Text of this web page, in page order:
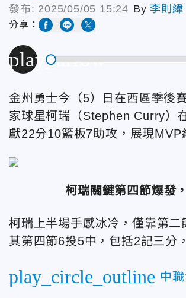
發布: 2025/05/05 15:24 By 李則緯
分享：
play_arrow
金州勇士今（5）日在西區季後
家球星柯瑞（Stephen Curry）
獻22分10籃板7助攻，展現MVP
柯瑞關鍵第四節爆發
柯瑞上半場手感冰冷，僅靠第
其第四節6投5中，包括2記三分
play_circle_outline 中